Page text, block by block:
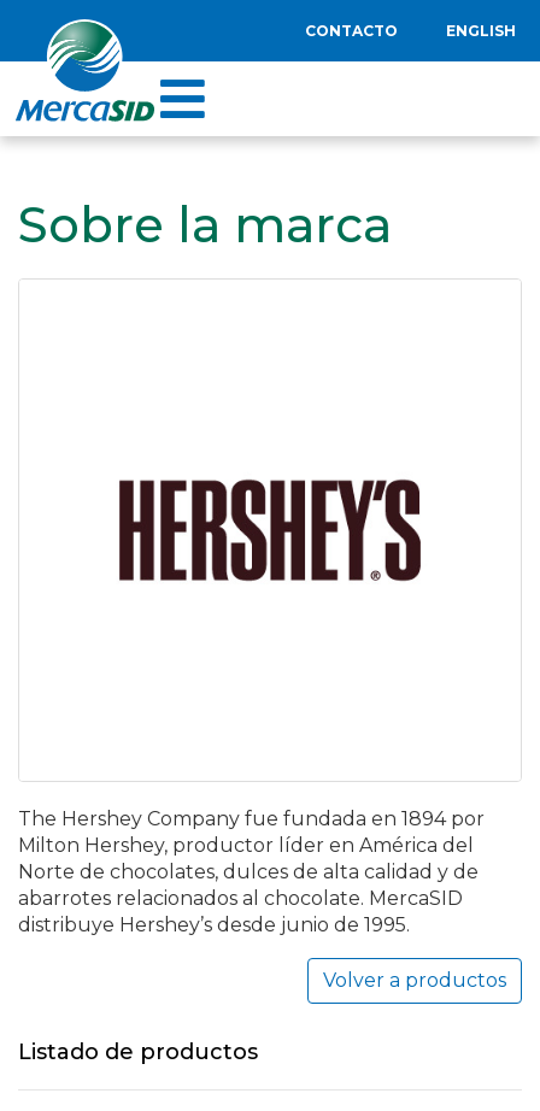
CONTACTO ENGLISH
Sobre la marca
The Hershey Company fue fundada en 1894 por
Milton Hershey, productor líder en América del
Norte de chocolates, dulces de alta calidad y de
abarrotes relacionados al chocolate. MercaSID
distribuye Hershey’s desde junio de 1995.
Volver a productos
Listado de productos